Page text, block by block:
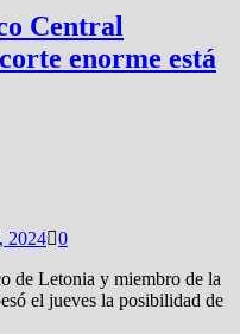
Central
enorme está
2024 0
de Letonia y miembro de la
el jueves la posibilidad de